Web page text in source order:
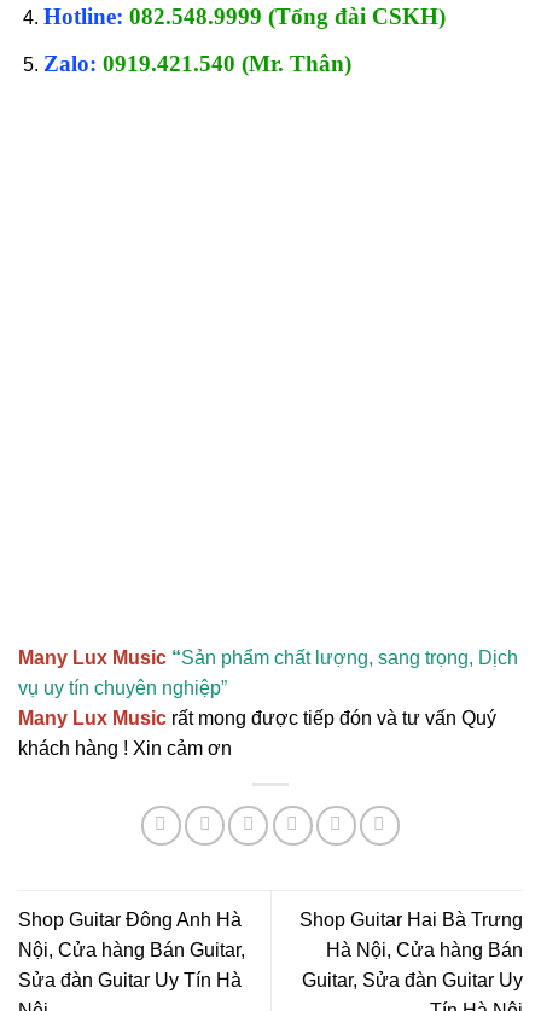
Hotline: 082.548.9999 (Tổng đài CSKH)
Zalo: 0919.421.540 (Mr. Thân)
Many Lux Music “Sản phẩm chất lượng, sang trọng, Dịch
vụ uy tín chuyên nghiệp”
Many Lux Music rất mong được tiếp đón và tư vấn Quý
khách hàng ! Xin cảm ơn
Shop Guitar Đông Anh Hà
Nội, Cửa hàng Bán Guitar,
Sửa đàn Guitar Uy Tín Hà
Shop Guitar Hai Bà Trưng
Hà Nội, Cửa hàng Bán
Guitar, Sửa đàn Guitar Uy